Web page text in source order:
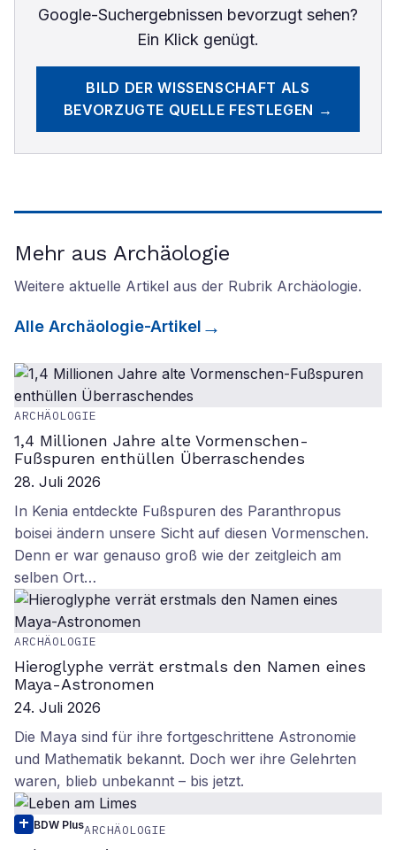
Google-Suchergebnissen bevorzugt sehen?
Ein Klick genügt.
BILD DER WISSENSCHAFT ALS
BEVORZUGTE QUELLE FESTLEGEN →
Mehr aus Archäologie
Weitere aktuelle Artikel aus der Rubrik Archäologie.
Alle Archäologie-Artikel
ARCHÄOLOGIE
1,4 Millionen Jahre alte Vormenschen-
Fußspuren enthüllen Überraschendes
28. Juli 2026
In Kenia entdeckte Fußspuren des Paranthropus
boisei ändern unsere Sicht auf diesen Vormenschen.
Denn er war genauso groß wie der zeitgleich am
selben Ort…
ARCHÄOLOGIE
Hieroglyphe verrät erstmals den Namen eines
Maya-Astronomen
24. Juli 2026
Die Maya sind für ihre fortgeschrittene Astronomie
und Mathematik bekannt. Doch wer ihre Gelehrten
waren, blieb unbekannt – bis jetzt.
BDW PlusARCHÄOLOGIE